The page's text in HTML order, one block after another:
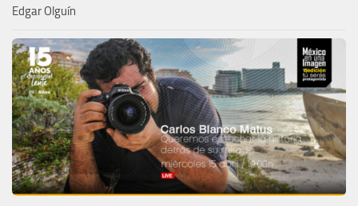
Edgar Olguín